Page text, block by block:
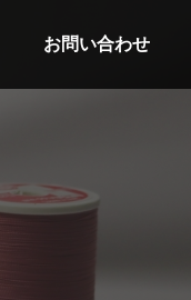
お問い合わせ